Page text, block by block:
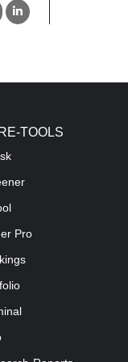
TOOLS
Pro